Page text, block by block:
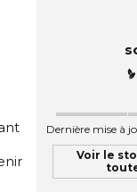
Dernière mise à
Voir le